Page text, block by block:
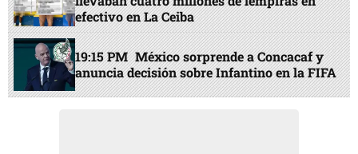
efectivo en La Ceiba
19:15 PM México sorprende a Concacaf y
anuncia decisión sobre Infantino en la FIFA